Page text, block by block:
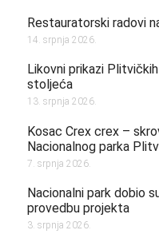
Restauratorski radovi
14. srpnja 2026.
Likovni prikazi
stoljeća
13. srpnja 2026.
Kosac Crex crex –
Nacionalnog parka
7. srpnja 2026.
Nacionalni park dobio
provedbu projekta
3. srpnja 2026.